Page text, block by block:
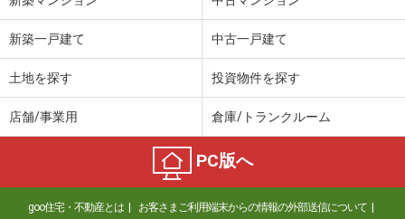
新築一戸建て 中古一戸建て
土地を探す 投資物件を探す
店舗/事業用 倉庫/トランクルーム
PC版へ
goo住宅・不動産とは お客さまご利用端末からの情報の外部送信について